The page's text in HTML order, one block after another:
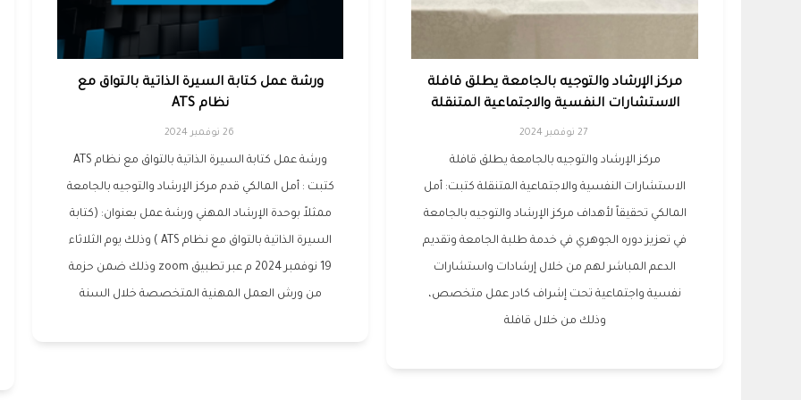
مركز الإرشاد والتوجيه بالجامعة يطلق قافلة
الاستشارات النفسية والاجتماعية المتنقلة
27 نوفمبر 2024
مركز الإرشاد والتوجيه بالجامعة يطلق قافلة
الاستشارات النفسية والاجتماعية المتنقلة كتبت: أمل
المالكي تحقيقاً لأهداف مركز الإرشاد والتوجيه بالجامعة
في تعزيز دوره الجوهري في خدمة طلبة الجامعة وتقديم
الدعم المباشر لهم من خلال إرشادات واستشارات
نفسية واجتماعية تحت إشراف كادر عمل متخصص،
وذلك من خلال قافلة
ورشة عمل كتابة السيرة الذاتية بالتواق مع
نظام ATS
26 نوفمبر 2024
ورشة عمل كتابة السيرة الذاتية بالتواق مع نظام ATS
كتبت : أمل المالكي قدم مركز الإرشاد والتوجيه بالجامعة
ممثلاً بوحدة الإرشاد المهني ورشة عمل بعنوان: (كتابة
السيرة الذاتية بالتواق مع نظام ATS ) وذلك يوم الثلاثاء
19 نوفمبر 2024 م عبر تطبيق zoom وذلك ضمن حزمة
من ورش العمل المهنية المتخصصة خلال السنة